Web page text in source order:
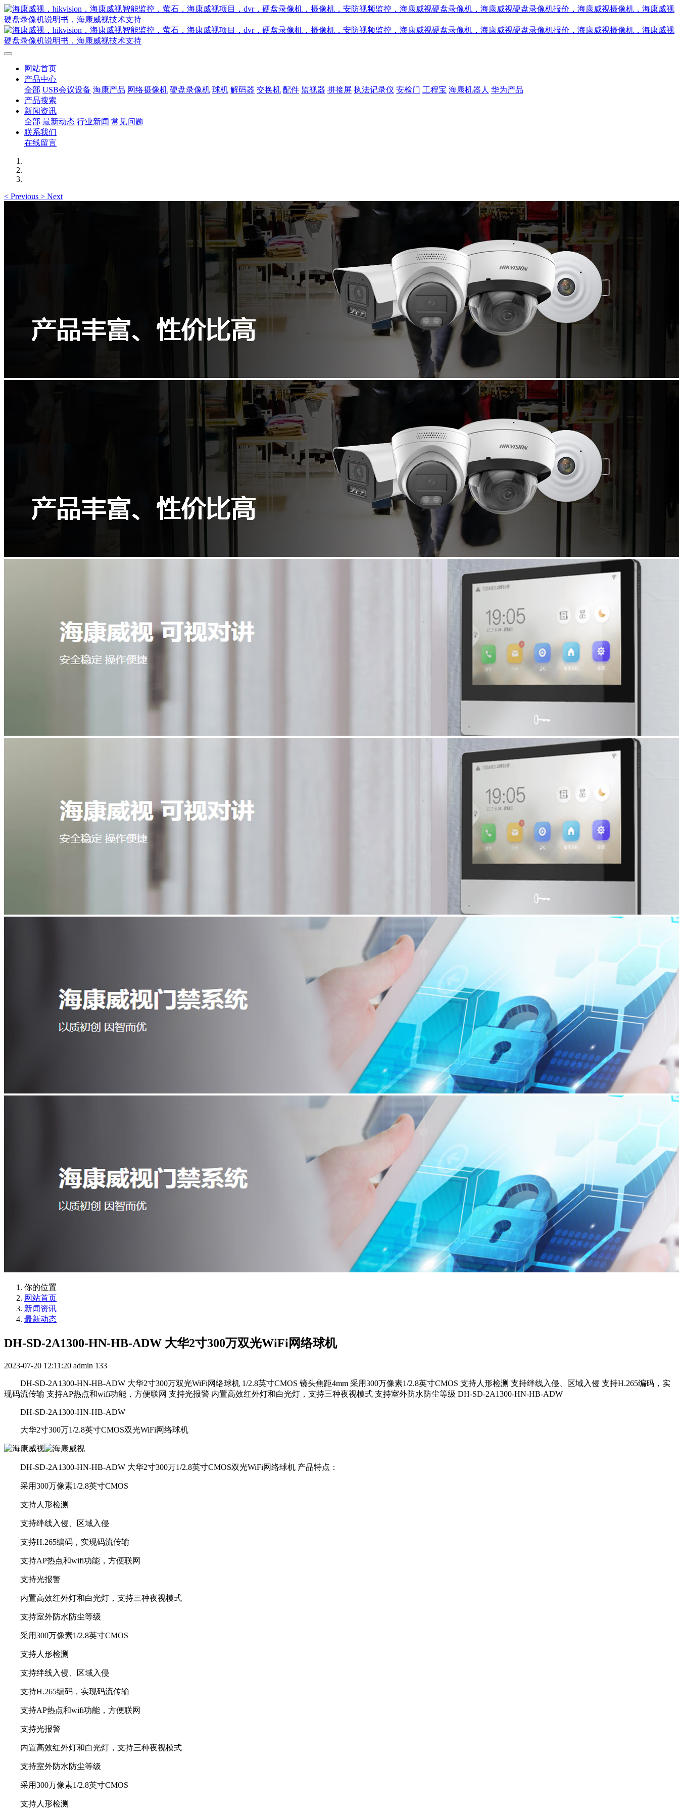
网站首页
产品中心
全部 USB会议设备 海康产品 网络摄像机 硬盘录像机 球机 解码器 交换机 配件 监视器 拼接屏 执法记录仪 安检门 工程宝 海康机器人 华为产品
产品搜索
新闻资讯
全部 最新动态 行业新闻 常见问题
联系我们
在线留言
< Previous > Next
你的位置
网站首页
新闻资讯
最新动态
DH-SD-2A1300-HN-HB-ADW 大华2寸300万双光WiFi网络球机
2023-07-20 12:11:20 admin 133
DH-SD-2A1300-HN-HB-ADW 大华2寸300万双光WiFi网络球机 1/2.8英寸CMOS 镜头焦距4mm 采用300万像素1/2.8英寸CMOS 支持人形检测 支持绊线入侵、区域入侵 支持H.265编码，实
现码流传输 支持AP热点和wifi功能，方便联网 支持光报警 内置高效红外灯和白光灯，支持三种夜视模式 支持室外防水防尘等级 DH-SD-2A1300-HN-HB-ADW
DH-SD-2A1300-HN-HB-ADW
大华2寸300万1/2.8英寸CMOS双光WiFi网络球机
DH-SD-2A1300-HN-HB-ADW 大华2寸300万1/2.8英寸CMOS双光WiFi网络球机 产品特点：
采用300万像素1/2.8英寸CMOS
支持人形检测
支持绊线入侵、区域入侵
支持H.265编码，实现码流传输
支持AP热点和wifi功能，方便联网
支持光报警
内置高效红外灯和白光灯，支持三种夜视模式
支持室外防水防尘等级
采用300万像素1/2.8英寸CMOS
支持人形检测
支持绊线入侵、区域入侵
支持H.265编码，实现码流传输
支持AP热点和wifi功能，方便联网
支持光报警
内置高效红外灯和白光灯，支持三种夜视模式
支持室外防水防尘等级
采用300万像素1/2.8英寸CMOS
支持人形检测